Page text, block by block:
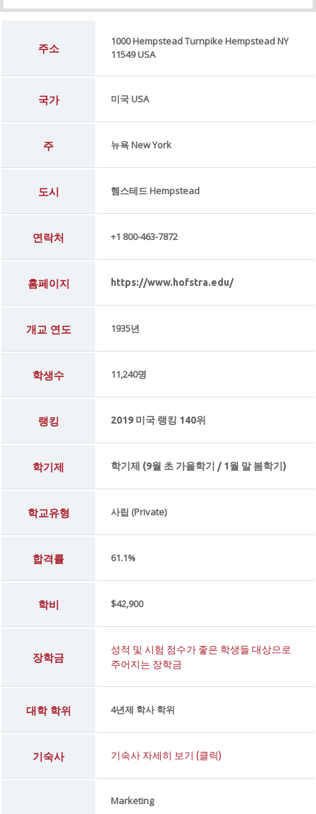
주소
1000 Hempstead Turnpike Hempstead NY
11549 USA
국가 미국 USA
주 뉴욕 New York
도시 헴스테드 Hempstead
연락처 +1 800-463-7872
홈페이지 https://www.hofstra.edu/
개교 연도 1935년
학생수 11,240명
랭킹 2019 미국 랭킹 140위
학기제 학기제 (9월 초 가을학기 / 1월 말 봄학기)
학교유형 사립 (Private)
합격률 61.1%
학비 $42,900
장학금
성적 및 시험 점수가 좋은 학생들 대상으로
주어지는 장학금
대학 학위 4년제 학사 학위
기숙사 기숙사 자세히 보기 (클릭)
Marketing